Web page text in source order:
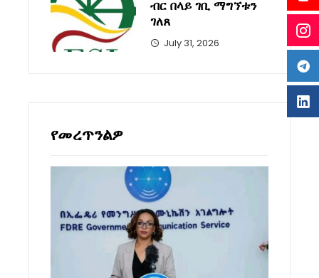
ብር በላይ ገቢ ማግኘቱን
ገለጸ
July 31, 2026
የመረጥንልዎ